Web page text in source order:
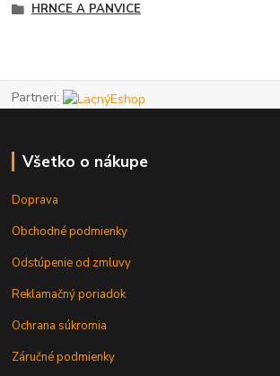
HRNCE A PANVICE
Partneri:
Všetko o nákupe
Doprava
Obchodné podmienky
Odstúpenie od zmluvy
Reklamačný poriadok
Ochrana súkromia
Záručné podmienky